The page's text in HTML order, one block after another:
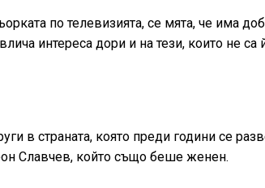
по телевизията, се мята, че има
интереса дори и на тези, които не са
в страната, която преди години се
Славчев, който също беше женен.